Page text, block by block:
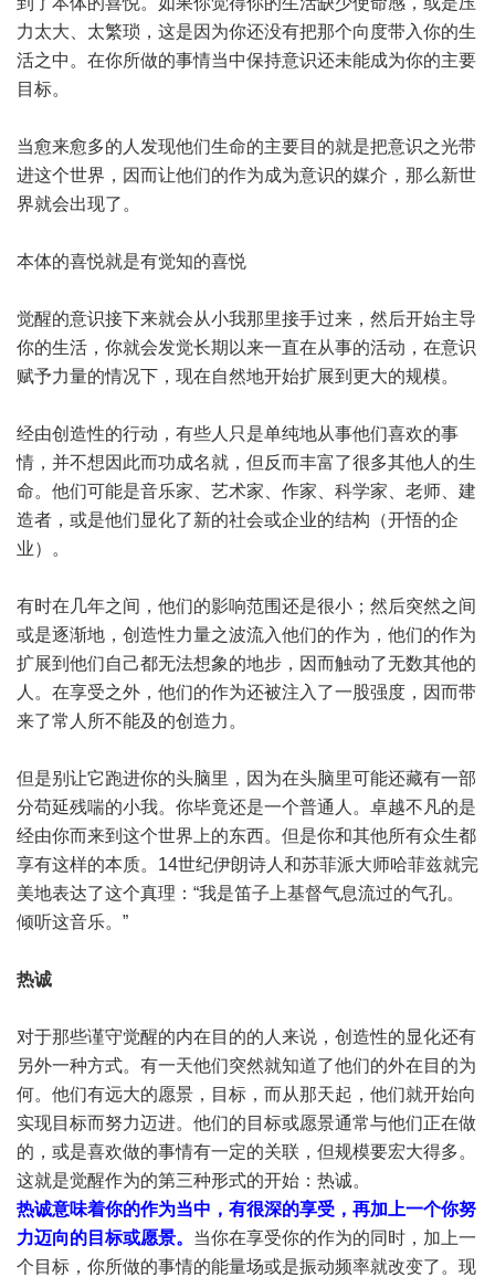
力太大、太繁琐，这是因为你还没有把那个向度带入你的生
活之中。在你所做的事情当中保持意识还未能成为你的主要
目标。
当愈来愈多的人发现他们生命的主要目的就是把意识之光带
进这个世界，因而让他们的作为成为意识的媒介，那么新世
界就会出现了。
本体的喜悦就是有觉知的喜悦
觉醒的意识接下来就会从小我那里接手过来，然后开始主导
你的生活，你就会发觉长期以来一直在从事的活动，在意识
赋予力量的情况下，现在自然地开始扩展到更大的规模。
经由创造性的行动，有些人只是单纯地从事他们喜欢的事
情，并不想因此而功成名就，但反而丰富了很多其他人的生
命。他们可能是音乐家、艺术家、作家、科学家、老师、建
造者，或是他们显化了新的社会或企业的结构（开悟的企
业）。
有时在几年之间，他们的影响范围还是很小；然后突然之间
或是逐渐地，创造性力量之波流入他们的作为，他们的作为
扩展到他们自己都无法想象的地步，因而触动了无数其他的
人。在享受之外，他们的作为还被注入了一股强度，因而带
来了常人所不能及的创造力。
但是别让它跑进你的头脑里，因为在头脑里可能还藏有一部
分苟延残喘的小我。你毕竟还是一个普通人。卓越不凡的是
经由你而来到这个世界上的东西。但是你和其他所有众生都
享有这样的本质。14世纪伊朗诗人和苏菲派大师哈菲兹就完
美地表达了这个真理：“我是笛子上基督气息流过的气孔。
倾听这音乐。”
热诚
对于那些谨守觉醒的内在目的的人来说，创造性的显化还有
另外一种方式。有一天他们突然就知道了他们的外在目的为
何。他们有远大的愿景，目标，而从那天起，他们就开始向
实现目标而努力迈进。他们的目标或愿景通常与他们正在做
的，或是喜欢做的事情有一定的关联，但规模要宏大得多。
这就是觉醒作为的第三种形式的开始：热诚。
热诚意味着你的作为当中，有很深的享受，再加上一个你努
力迈向的目标或愿景。 当你在享受你的作为的同时，加上一
个目标，你所做的事情的能量场或是振动频率就改变了。现